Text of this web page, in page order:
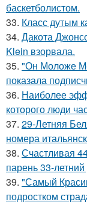
баскетболистом.
33. Класс дутым
34. Дакота
Klein взорвала.
35. "Он Моложе
показала
36. Наиболее
которого люди
37. 29-Летняя
номера
38. Счастливая
парень 33-
39. "Самый
подростком